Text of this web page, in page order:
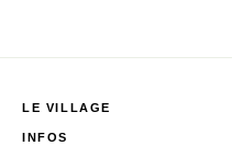
LE VILLAGE
INFOS